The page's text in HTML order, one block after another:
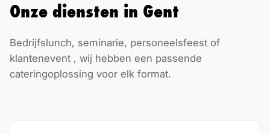
Onze diensten in Gent
Bedrijfslunch, seminarie, personeelsfeest of
klantenevent , wij hebben een passende
cateringoplossing voor elk format.